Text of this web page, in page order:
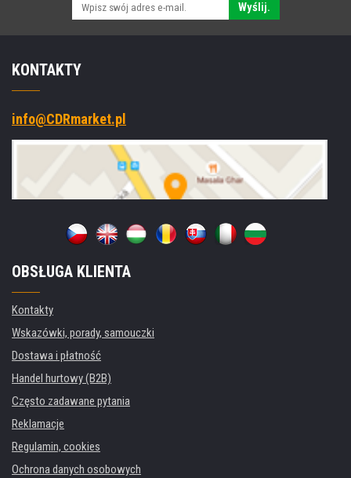
Wyślij.
KONTAKTY
info@CDRmarket.pl
OBSŁUGA KLIENTA
Kontakty
Wskazówki, porady, samouczki
Dostawa i płatność
Handel hurtowy (B2B)
Często zadawane pytania
Reklamacje
Regulamin, cookies
Ochrona danych osobowych